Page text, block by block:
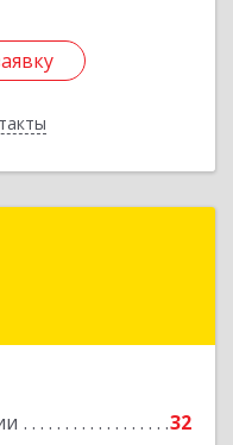
32
Лермонтов г,